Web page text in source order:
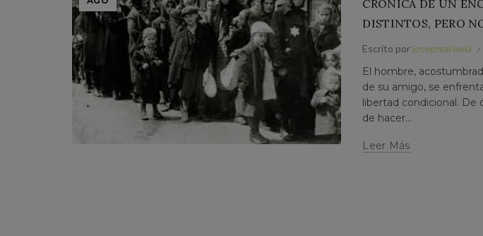
CRÓNICA DE UN
DISTINTOS, PERO
Escrito por josepmariavia
El hombre,
de su amigo, se
libertad condicional. De
de hacer...
Leer Más